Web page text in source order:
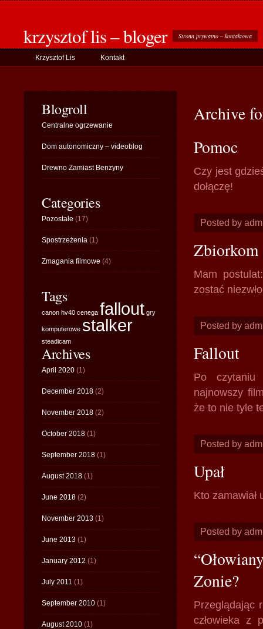
krzysztof lis – bloger Strona prywatno – kontaktowa
Krzysztof Lis Kontakt
Archive
Pomoc
Czy jest
dołączę!
Posted by
Zbiorkom
Mam
zostać
Posted by
Fallout
Po czytaniu
najnowszy
że to nie tyle
Posted by
Upał
Kto zamawiał
Posted by
Zonie?
Przeglądając
człowieka z
Blogroll
Centralne ogrzewanie
Dom autonomiczny – videoblog
Drewno Zamiast Benzyny
Categories
Pozostałe (17)
Spostrzeżenia (1)
Zmagania filmowe (4)
Tags
canon hv40 cenega fallout gry
komputerowe stalker
steadicam
Archives
April 2020 (1)
December 2018 (2)
November 2018 (2)
October 2018 (1)
September 2018 (1)
August 2018 (1)
June 2018 (2)
November 2013 (1)
June 2013 (1)
January 2012 (1)
July 2011 (1)
September 2010 (1)
August 2010 (1)